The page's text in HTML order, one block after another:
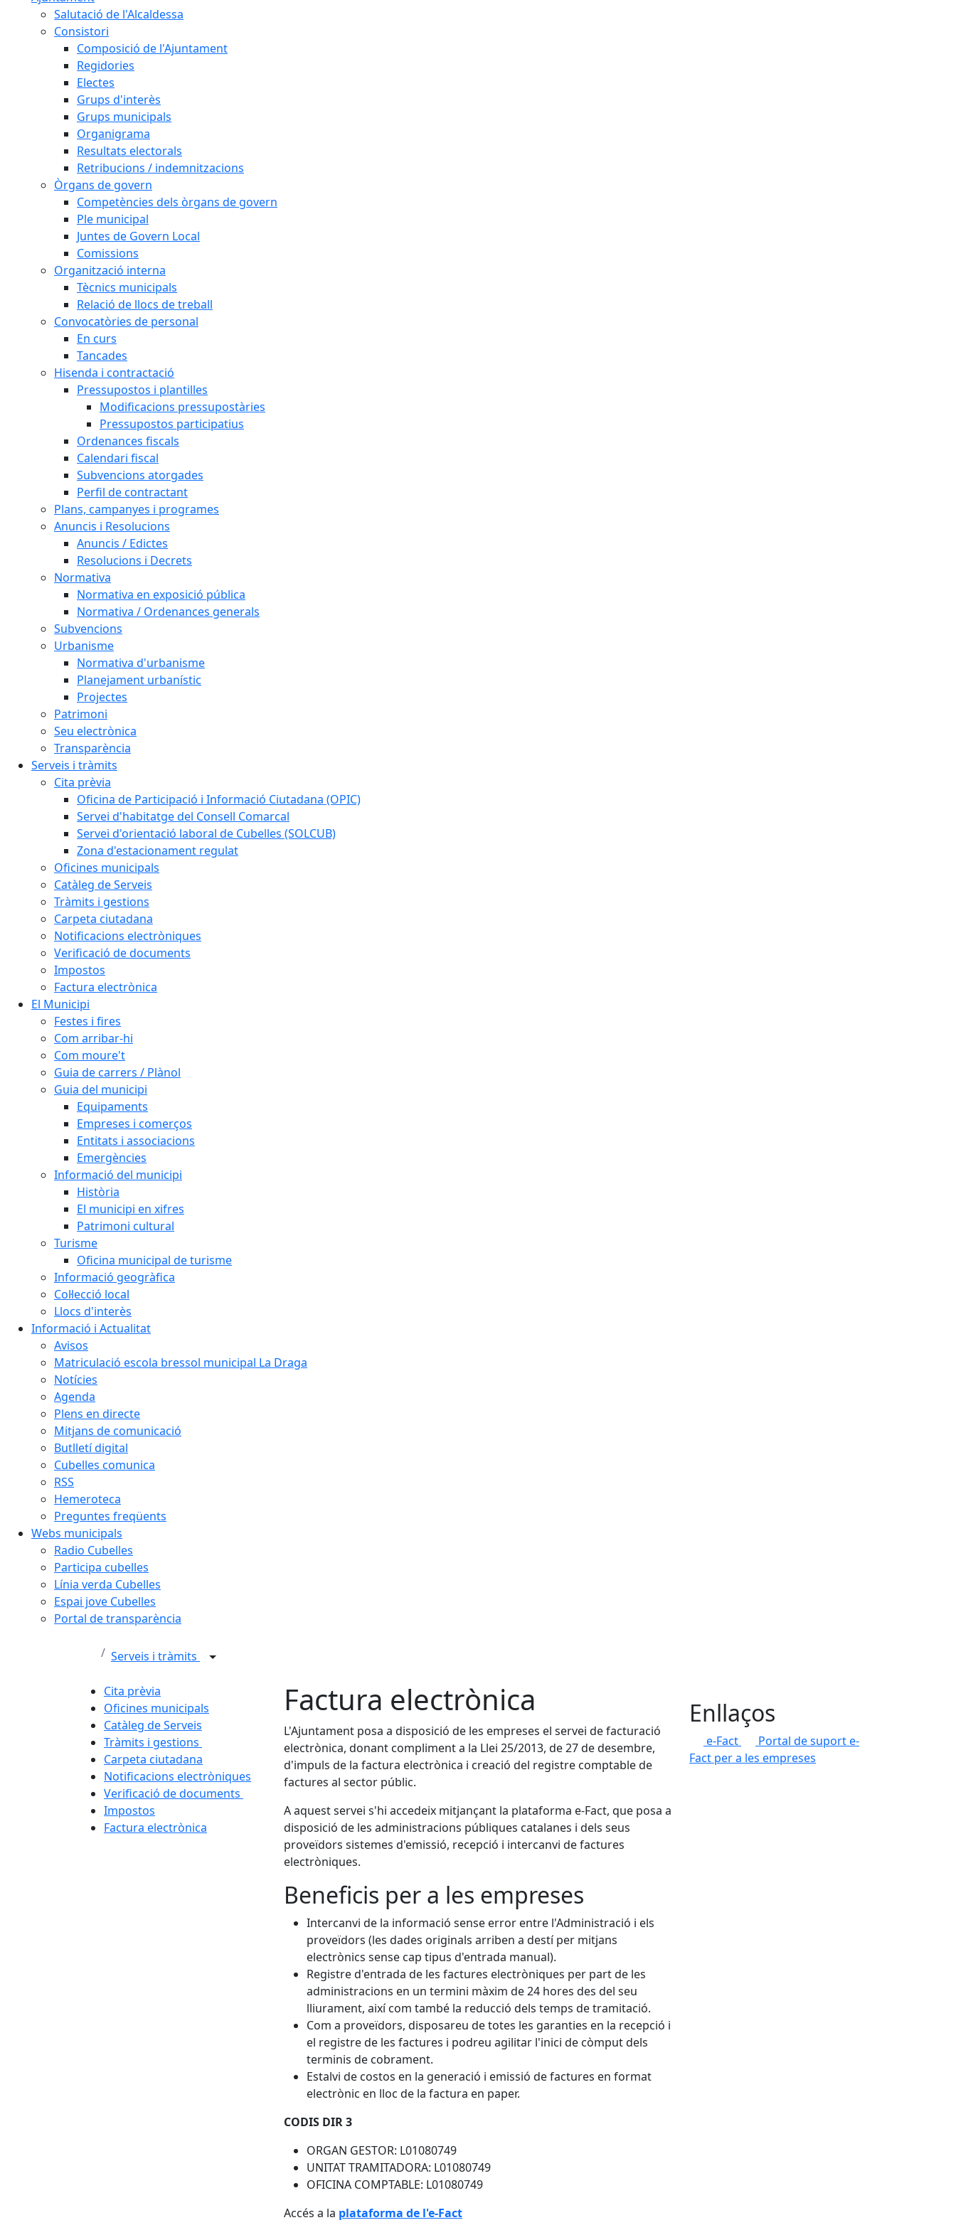
Salutació de l'Alcaldessa
Consistori
Composició de l'Ajuntament
Regidories
Electes
Grups d'interès
Grups municipals
Organigrama
Resultats electorals
Retribucions / indemnitzacions
Òrgans de govern
Competències dels òrgans de govern
Ple municipal
Juntes de Govern Local
Comissions
Organització interna
Tècnics municipals
Relació de llocs de treball
Convocatòries de personal
En curs
Tancades
Hisenda i contractació
Pressupostos i plantilles
Modificacions pressupostàries
Pressupostos participatius
Ordenances fiscals
Calendari fiscal
Subvencions atorgades
Perfil de contractant
Plans, campanyes i programes
Anuncis i Resolucions
Anuncis / Edictes
Resolucions i Decrets
Normativa
Normativa en exposició pública
Normativa / Ordenances generals
Subvencions
Urbanisme
Normativa d'urbanisme
Planejament urbanístic
Projectes
Patrimoni
Seu electrònica
Transparència
Serveis i tràmits
Cita prèvia
Oficina de Participació i Informació Ciutadana (OPIC)
Servei d'habitatge del Consell Comarcal
Servei d'orientació laboral de Cubelles (SOLCUB)
Zona d'estacionament regulat
Oficines municipals
Catàleg de Serveis
Tràmits i gestions
Carpeta ciutadana
Notificacions electròniques
Verificació de documents
Impostos
Factura electrònica
El Municipi
Festes i fires
Com arribar-hi
Com moure't
Guia de carrers / Plànol
Guia del municipi
Equipaments
Empreses i comerços
Entitats i associacions
Emergències
Informació del municipi
Història
El municipi en xifres
Patrimoni cultural
Turisme
Oficina municipal de turisme
Informació geogràfica
Col·lecció local
Llocs d'interès
Informació i Actualitat
Avisos
Matriculació escola bressol municipal La Draga
Notícies
Agenda
Plens en directe
Mitjans de comunicació
Butlletí digital
Cubelles comunica
RSS
Hemeroteca
Preguntes freqüents
Webs municipals
Radio Cubelles
Participa cubelles
Línia verda Cubelles
Espai jove Cubelles
Portal de transparència
Serveis i tràmits
Cita prèvia
Oficines municipals
Catàleg de Serveis
Tràmits i gestions
Carpeta ciutadana
Notificacions electròniques
Verificació de documents
Impostos
Factura electrònica
Factura electrònica
L'Ajuntament posa a disposició de les empreses el servei de facturació
electrònica, donant compliment a la Llei 25/2013, de 27 de desembre,
d'impuls de la factura electrònica i creació del registre comptable de
factures al sector públic.
A aquest servei s'hi accedeix mitjançant la plataforma e-Fact, que posa a
disposició de les administracions públiques catalanes i dels seus
proveïdors sistemes d'emissió, recepció i intercanvi de factures
electròniques.
Beneficis per a les empreses
Intercanvi de la informació sense error entre l'Administració i els
proveïdors (les dades originals arriben a destí per mitjans
electrònics sense cap tipus d'entrada manual).
Registre d'entrada de les factures electròniques per part de les
administracions en un termini màxim de 24 hores des del seu
lliurament, així com també la reducció dels temps de tramitació.
Com a proveïdors, disposareu de totes les garanties en la recepció i
el registre de les factures i podreu agilitar l'inici de còmput dels
terminis de cobrament.
Estalvi de costos en la generació i emissió de factures en format
electrònic en lloc de la factura en paper.
CODIS DIR 3
ORGAN GESTOR: L01080749
UNITAT TRAMITADORA: L01080749
OFICINA COMPTABLE: L01080749
Accés a la plataforma de l'e-Fact
Enllaços
e-Fact
Portal de suport e-
Fact per a les empreses